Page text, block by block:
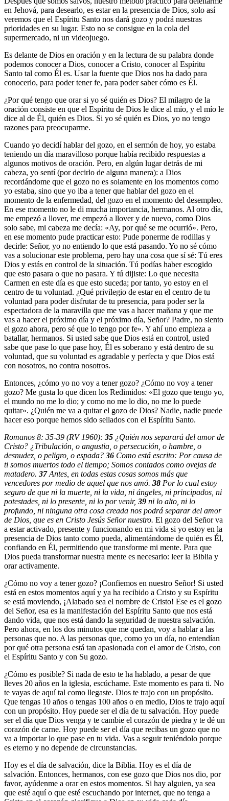
en Jehová, para desearlo, es estar en la presencia de Dios, solo así
veremos que el Espíritu Santo nos dará gozo y podrá nuestras
prioridades en su lugar. Esto no se consigue en la cola del
supermercado, ni un videojuego.
Es delante de Dios en oración y en la lectura de su palabra donde
podemos conocer a Dios, conocer a Cristo, conocer al Espíritu
Santo tal como Él es. Usar la fuente que Dios nos ha dado para
conocerlo, para poder tener fe, para poder saber cómo es Él.
¿Por qué tengo que orar si yo sé quién es Dios? El milagro de la
oración consiste en que el Espíritu de Dios le dice al mío, y el mío le
dice al de Él, quién es Dios. Si yo sé quién es Dios, yo no tengo
razones para preocuparme.
Cuando yo decidí hablar del gozo, en el sermón de hoy, yo estaba
teniendo un día maravilloso porque había recibido respuestas a
algunos motivos de oración. Pero, en algún lugar detrás de mi
cabeza, yo sentí (por decirlo de alguna manera): a Dios
recordándome que el gozo no es solamente en los momentos como
yo estaba, sino que yo iba a tener que hablar del gozo en el
momento de la enfermedad, del gozo en el momento del desempleo.
En ese momento no le di mucha importancia, hermanos. Al otro día,
me empezó a llover, me empezó a llover y de nuevo, como Dios
solo sabe, mi cabeza me decía: «Ay, por qué se me ocurrió». Pero,
en ese momento pude practicar esto: Pude ponerme de rodillas y
decirle: Señor, yo no entiendo lo que está pasando. Yo no sé cómo
vas a solucionar este problema, pero hay una cosa que sí sé: Tú eres
Dios y estás en control de la situación. Tú podías haber escogido
que esto pasara o que no pasara. Y tú dijiste: Lo que necesita
Carmen en este día es que esto suceda; por tanto, yo estoy en el
centro de tu voluntad. ¿Qué privilegio de estar en el centro de tu
voluntad para poder disfrutar de tu presencia, para poder ser la
espectadora de la maravilla que me vas a hacer mañana y que me
vas a hacer el próximo día y el próximo día, Señor? Padre, no siento
el gozo ahora, pero sé que lo tengo por fe». Y ahí uno empieza a
batallar, hermanos. Si usted sabe que Dios está en control, usted
sabe que pase lo que pase hoy, Él es soberano y está dentro de su
voluntad, que su voluntad es agradable y perfecta y que Dios está
con nosotros, no contra nosotros.
Entonces, ¿cómo yo no voy a tener gozo? ¿Cómo no voy a tener
gozo? Me gusta lo que dicen los Redimidos: «El gozo que tengo yo,
el mundo no me lo dio; y como no me lo dio, no me lo puede
quitar». ¿Quién me va a quitar el gozo de Dios? Nadie, nadie puede
hacer eso porque hemos sido sellados con el Espíritu Santo.
Romanos 8: 35-39 (RV 1960): 35 ¿Quién nos separará del amor de
Cristo? ¿Tribulación, o angustia, o persecución, o hambre, o
desnudez, o peligro, o espada? 36 Como está escrito: Por causa de
ti somos muertos todo el tiempo; Somos contados como ovejas de
matadero. 37Antes, en todas estas cosas somos más que
vencedores por medio de aquel que nos amó. 38 Por lo cual estoy
seguro de que ni la muerte, ni la vida, ni ángeles, ni principados, ni
potestades, ni lo presente, ni lo por venir, 39 ni lo alto, ni lo
profundo, ni ninguna otra cosa creada nos podrá separar del amor
de Dios, que es en Cristo Jesús Señor nuestro. El gozo del Señor va
a estar activado, presente y funcionando en mi vida si yo estoy en la
presencia de Dios tanto como pueda, alimentándome de quién es Él,
confiando en Él, permitiendo que transforme mi mente. Para que
Dios pueda transformar nuestra mente es necesario: leer la Biblia y
orar activamente.
¿Cómo no voy a tener gozo? ¡Confiemos en nuestro Señor! Si usted
está en estos momentos aquí y ya ha recibido a Cristo y su Espíritu
se está moviendo, ¡Alabado sea el nombre de Cristo! Ese es el gozo
del Señor, esa es la manifestación del Espíritu Santo que nos está
dando vida, que nos está dando la seguridad de nuestra salvación.
Pero ahora, en los dos minutos que me quedan, voy a hablar a las
personas que no. A las personas que, como yo un día, no entendían
por qué otra persona está tan apasionada con el amor de Cristo, con
el Espíritu Santo y con Su gozo.
¿Cómo es posible? Si nada de esto te ha hablado, a pesar de que
lleves 20 años en la iglesia, escúchame. Este momento es para ti. No
te vayas de aquí tal como llegaste. Dios te trajo con un propósito.
Que tengas 10 años o tengas 100 años o en medio, Dios te trajo aquí
con un propósito. Hoy puede ser el día de tu salvación. Hoy puede
ser el día que Dios venga y te cambie el corazón de piedra y te dé un
corazón de carne. Hoy puede ser el día que recibas un gozo que no
va a importar lo que pase en tu vida. Vas a seguir teniéndolo porque
es eterno y no depende de circunstancias.
Hoy es el día de salvación, dice la Biblia. Hoy es el día de
salvación. Entonces, hermanos, con ese gozo que Dios nos dio, por
favor, ayúdenme a orar en estos momentos. Si hay alguien, ya sea
que esté aquí o que esté escuchando por internet, que no tenga a